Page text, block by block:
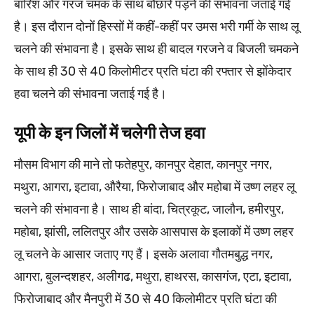
बारिश और गरज चमक के साथ बौछारें पड़ने की संभावना जताई गई
है। इस दौरान दोनों हिस्सों में कहीं-कहीं पर उमस भरी गर्मी के साथ लू
चलने की संभावना है। इसके साथ ही बादल गरजने व बिजली चमकने
के साथ ही 30 से 40 किलोमीटर प्रति घंटा की रफ्तार से झोंकेदार
हवा चलने की संभावना जताई गई है।
यूपी के इन जिलों में चलेगी तेज हवा
मौसम विभाग की माने तो फतेहपुर, कानपुर देहात, कानपुर नगर,
मथुरा, आगरा, इटावा, औरैया, फिरोजाबाद और महोबा में उष्ण लहर लू
चलने की संभावना है। साथ ही बांदा, चित्रकूट, जालौन, हमीरपुर,
महोबा, झांसी, ललितपुर और उसके आसपास के इलाकों में उष्ण लहर
लू चलने के आसार जताए गए हैं। इसके अलावा गौतमबुद्ध नगर,
आगरा, बुलन्दशहर, अलीगढ, मथुरा, हाथरस, कासगंज, एटा, इटावा,
फिरोजाबाद और मैनपुरी में 30 से 40 किलोमीटर प्रति घंटा की